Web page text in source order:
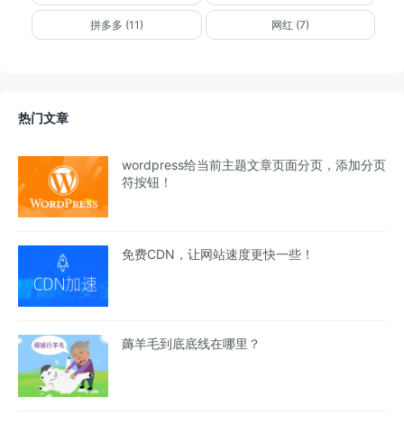
拼多多 (11) 网红 (7)
热门文章
wordpress给当前主题文章页面分页，添加分页
符按钮！
免费CDN，让网站速度更快一些！
薅羊毛到底底线在哪里？